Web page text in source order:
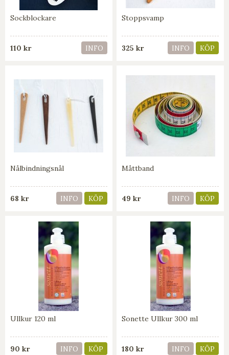
Sockblockare
110 kr INFO
Stoppsvamp
325 kr INFO KÖP
Nålbindningsnål
68 kr INFO KÖP
Måttband
49 kr INFO KÖP
Ullkur 120 ml
90 kr INFO KÖP
Sonette Ullkur 300 ml
180 kr INFO KÖP